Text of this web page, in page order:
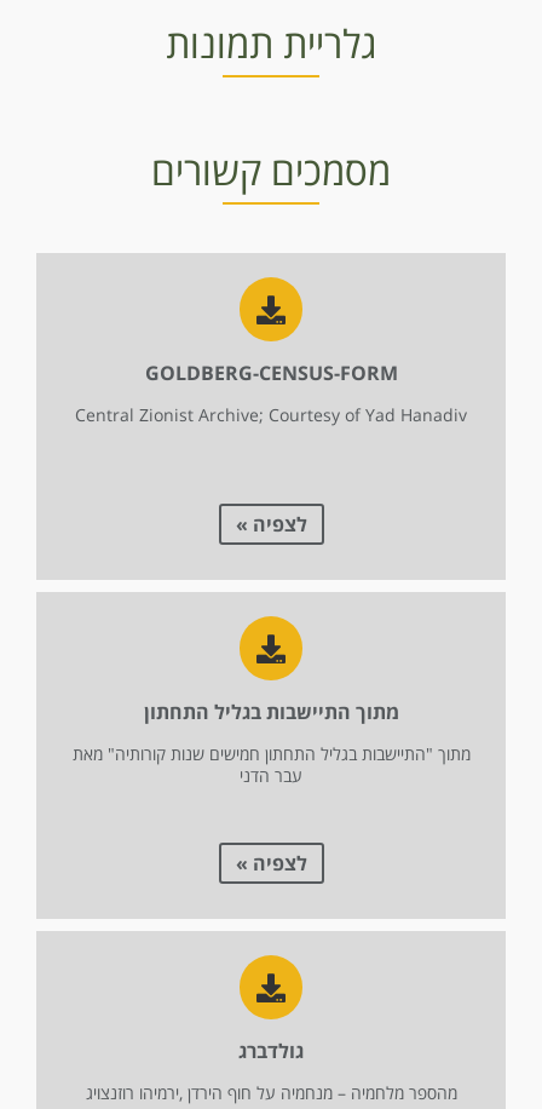
גלריית תמונות
מסמכים קשורים
GOLDBERG-CENSUS-FORM
Central Zionist Archive; Courtesy of Yad Hanadiv
לצפיה »
מתוך התיישבות בגליל התחתון
מתוך "התיישבות בגליל התחתון חמישים שנות קורותיה" מאת
עבר הדני
לצפיה »
גולדברג
מהספר מלחמיה – מנחמיה על חוף הירדן ,ירמיהו רוזנצויג